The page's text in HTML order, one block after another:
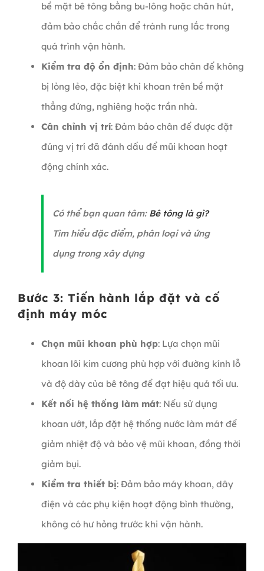
bề mặt bê tông bằng bu-lông hoặc chân hút,
đảm bảo chắc chắn để tránh rung lắc trong
quá trình vận hành.
Kiểm tra độ ổn định: Đảm bảo chân đế không
bị lỏng lẻo, đặc biệt khi khoan trên bề mặt
thẳng đứng, nghiêng hoặc trần nhà.
Cân chỉnh vị trí: Đảm bảo chân đế được đặt
đúng vị trí đã đánh dấu để mũi khoan hoạt
động chính xác.
Có thể bạn quan tâm: Bê tông là gì?
Tìm hiểu đặc điểm, phân loại và ứng
dụng trong xây dựng
Bước 3: Tiến hành lắp đặt và cố
định máy móc
Chọn mũi khoan phù hợp: Lựa chọn mũi
khoan lõi kim cương phù hợp với đường kính lỗ
và độ dày của bê tông để đạt hiệu quả tối ưu.
Kết nối hệ thống làm mát: Nếu sử dụng
khoan ướt, lắp đặt hệ thống nước làm mát để
giảm nhiệt độ và bảo vệ mũi khoan, đồng thời
giảm bụi.
Kiểm tra thiết bị: Đảm bảo máy khoan, dây
điện và các phụ kiện hoạt động bình thường,
không có hư hỏng trước khi vận hành.